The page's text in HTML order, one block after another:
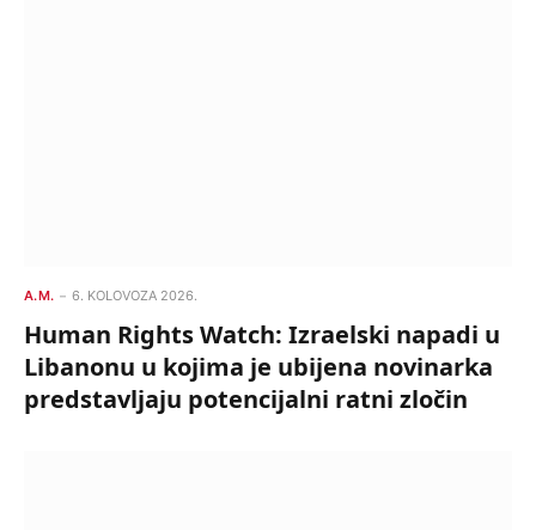
A.M. 6. KOLOVOZA 2026.
Human Rights Watch: Izraelski napadi u
Libanonu u kojima je ubijena novinarka
predstavljaju potencijalni ratni zločin